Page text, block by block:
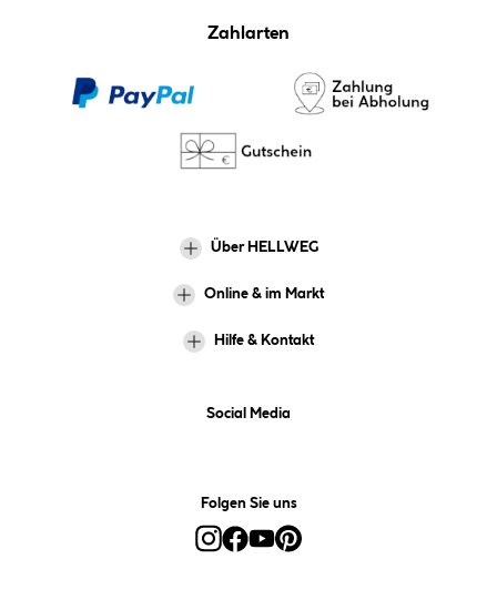
Zahlarten
Über HELLWEG
Online & im Markt
Hilfe & Kontakt
Social Media
Folgen Sie uns